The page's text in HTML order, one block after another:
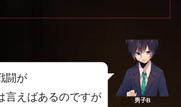
闘が
言えばあるのですが
男子B